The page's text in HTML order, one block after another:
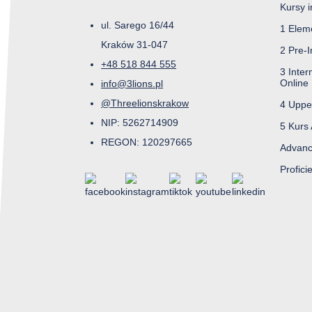
ul. Sarego 16/44
Kraków 31-047
+48 518 844 555
info@3lions.pl
@Threelionskrakow
NIP: 5262714909
REGON: 120297665
Kursy
1
2 Pre-
3
Online
4
5 Kurs